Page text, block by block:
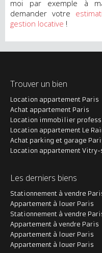
moi par exemple à
demander votre
gestion locative !
Trouver un bien
Location appartement Paris
Achat appartement Paris
Location immobilier
Location appartement Le
Achat parking et garage
Location appartement Vitry-
Les derniers biens
Stationnement à vendre
Appartement à louer Paris
Stationnement à vendre
Appartement à vendre Paris
Appartement à louer Paris
Appartement à louer Paris